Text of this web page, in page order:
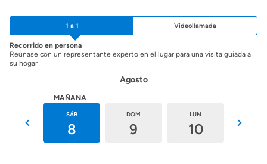
1 a 1 Videollamada
Recorrido en persona
Reúnase con un representante experto en el lugar para una visita guiada a
su hogar
Agosto
MAÑANA
SÁB
8
DOM
9
LUN
10